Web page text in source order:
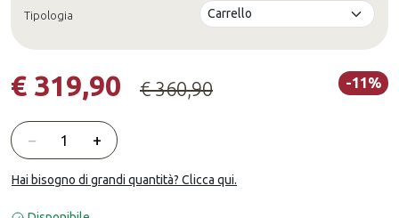
Tipologia
-11%
€ 319,90 € 360,90
Quantità
− +
Hai bisogno di grandi quantità? Clicca qui.